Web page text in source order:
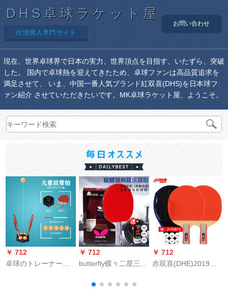
DHS卓球ラケット屋
代理購入専門サイト
お問い合わせ
現在、世界卓球界で日本の実力、世界頂点を目指す、いたずら、突破
した。 国内で卓球熱を迎えてきたため、卓球ファンは高品質追求を
満足させて、 いま、中国一番人気ブランド紅双喜(DHS)を日本球フ
ァン紹介 させていただきたいです。MK卓球ラケット屋、ようこそ。
￥ 712
卓球のトレーナーナ
￥ 712
butterfly蝶々二星三星
品初心者用卓球ラケ
￥ 712
赤双喜(DHE)2019新